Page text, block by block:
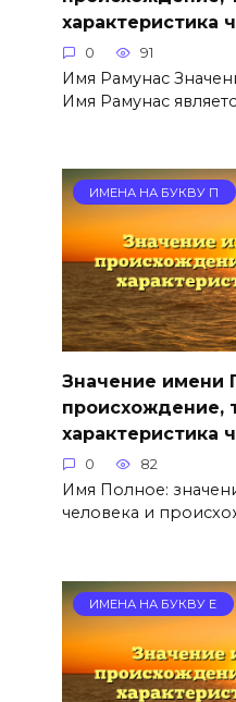
характеристика
0 91
Имя Рамунас
Имя Рамунас
ИМЕНА НА БУКВУ П
Значение имени
происхождение,
характеристика
0 82
Имя Полное:
человека и
ИМЕНА НА БУКВУ Е